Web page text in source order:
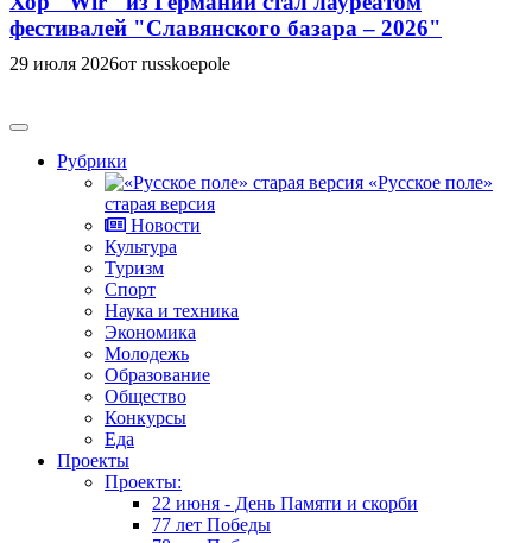
фестивалей "Славянского базара – 2026"
29 июля 2026от russkoepole
Рубрики
«Русское поле»
старая версия
Новости
Культура
Туризм
Спорт
Наука и техника
Экономика
Молодежь
Образование
Общество
Конкурсы
Еда
Проекты
Проекты:
22 июня - День Памяти и скорби
77 лет Победы